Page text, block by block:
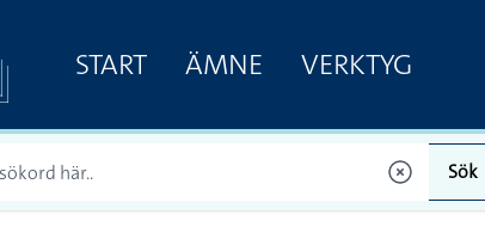
START ÄMNE VERKTYG
Sök